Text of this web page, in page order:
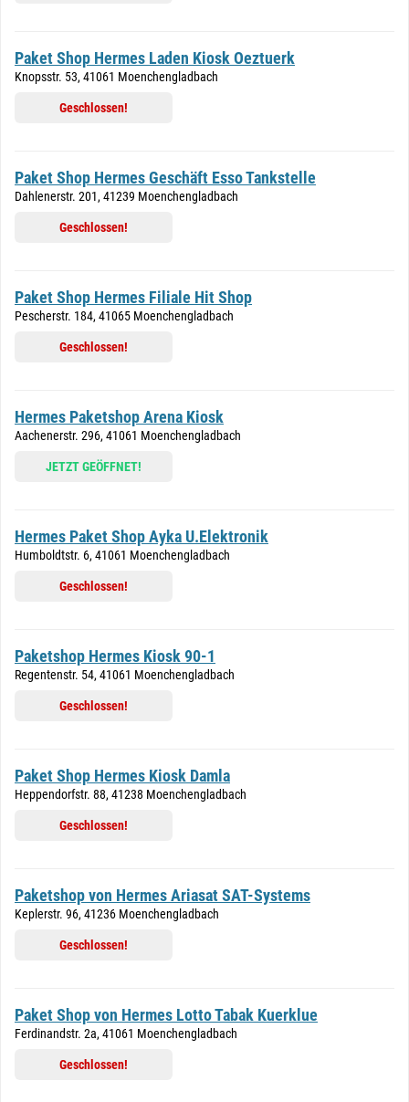
Paket Shop Hermes Laden Kiosk Oeztuerk
Knopsstr. 53, 41061 Moenchengladbach
Geschlossen!
Paket Shop Hermes Geschäft Esso Tankstelle
Dahlenerstr. 201, 41239 Moenchengladbach
Geschlossen!
Paket Shop Hermes Filiale Hit Shop
Pescherstr. 184, 41065 Moenchengladbach
Geschlossen!
Hermes Paketshop Arena Kiosk
Aachenerstr. 296, 41061 Moenchengladbach
JETZT GEÖFFNET!
Hermes Paket Shop Ayka U.Elektronik
Humboldtstr. 6, 41061 Moenchengladbach
Geschlossen!
Paketshop Hermes Kiosk 90-1
Regentenstr. 54, 41061 Moenchengladbach
Geschlossen!
Paket Shop Hermes Kiosk Damla
Heppendorfstr. 88, 41238 Moenchengladbach
Geschlossen!
Paketshop von Hermes Ariasat SAT-Systems
Keplerstr. 96, 41236 Moenchengladbach
Geschlossen!
Paket Shop von Hermes Lotto Tabak Kuerklue
Ferdinandstr. 2a, 41061 Moenchengladbach
Geschlossen!